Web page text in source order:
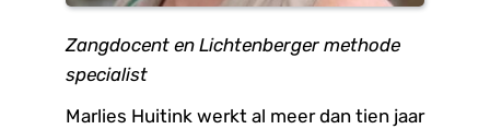
Zangdocent en Lichtenberger methode
specialist
Marlies Huitink werkt al meer dan tien jaar